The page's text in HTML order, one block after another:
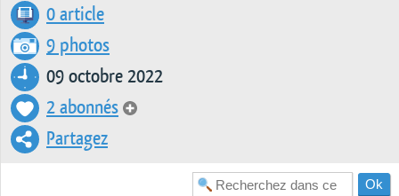
0 article
9 photos
09 octobre 2022
2 abonnés
Partagez